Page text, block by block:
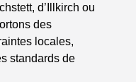
d’Illkirch ou
des
locales,
standards de